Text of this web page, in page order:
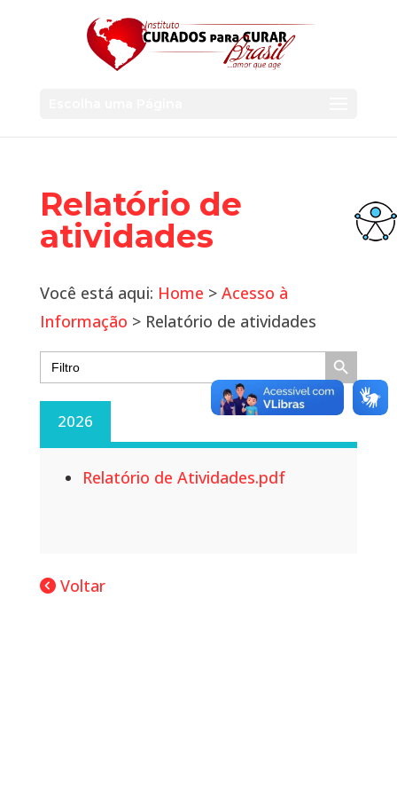
Relatório de
atividades
Você está aqui: Home > Acesso à
Informação > Relatório de atividades
Search
for:
Search Button
2026
Relatório de Atividades.pdf
Voltar